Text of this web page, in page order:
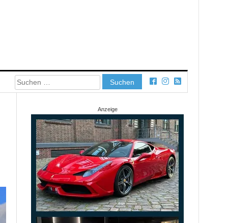
Suchen
nach:
Anzeige